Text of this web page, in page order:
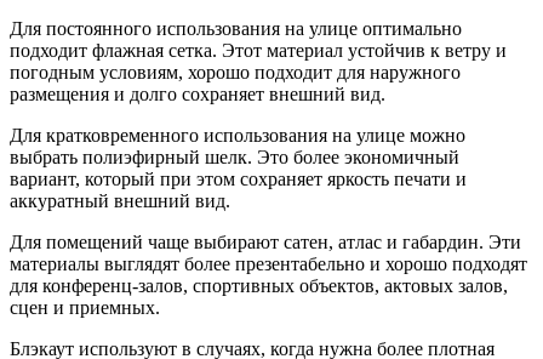
Для постоянного использования на улице оптимально
подходит флажная сетка. Этот материал устойчив к ветру и
погодным условиям, хорошо подходит для наружного
размещения и долго сохраняет внешний вид.
Для кратковременного использования на улице можно
выбрать полиэфирный шелк. Это более экономичный
вариант, который при этом сохраняет яркость печати и
аккуратный внешний вид.
Для помещений чаще выбирают сатен, атлас и габардин. Эти
материалы выглядят более презентабельно и хорошо подходят
для конференц-залов, спортивных объектов, актовых залов,
сцен и приемных.
Блэкаут используют в случаях, когда нужна более плотная